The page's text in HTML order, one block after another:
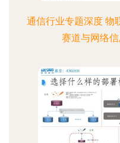
通信行业专题深度 物
赛道与网络